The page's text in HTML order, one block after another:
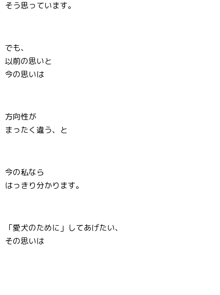
そう思っています。
でも、
以前の思いと
今の思いは
方向性が
まったく違う、と
今の私なら
はっきり分かります。
「愛犬のために」してあげたい、
その思いは